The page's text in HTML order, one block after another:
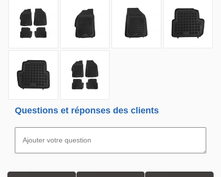
Questions et réponses des clients